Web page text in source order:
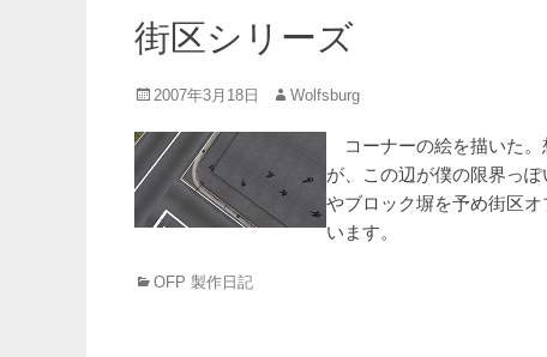
街区シリーズ
投
日
2007年3月18日
投 Wolfsburg
コーナーの絵を描いた。
が、この辺が僕の限界っ
やブロック塀を予め街区
います。
カ OFP 製作日記